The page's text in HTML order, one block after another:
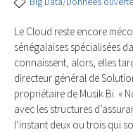
Le Cloud reste encore
sénégalaises spécialisées
connaissent, alors, elles
directeur général de
propriétaire de Musik Bi. «
avec les structures
l’instant deux ou trois qui